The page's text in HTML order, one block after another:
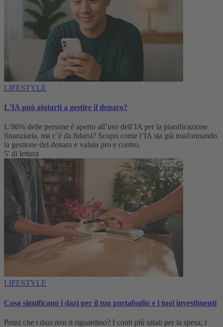
LIFESTYLE
L’IA può aiutarti a gestire il denaro?
L’86% delle persone è aperto all’uso dell’IA per la pianificazione
finanziaria, ma c’è da fidarsi? Scopri come l’IA sta già trasformando
la gestione del denaro e valuta pro e contro.
5' di lettura
LIFESTYLE
Cosa significano i dazi per il tuo portafoglio e i tuoi investimenti
Pensi che i dazi non ti riguardino? I conti più salati per la spesa, i